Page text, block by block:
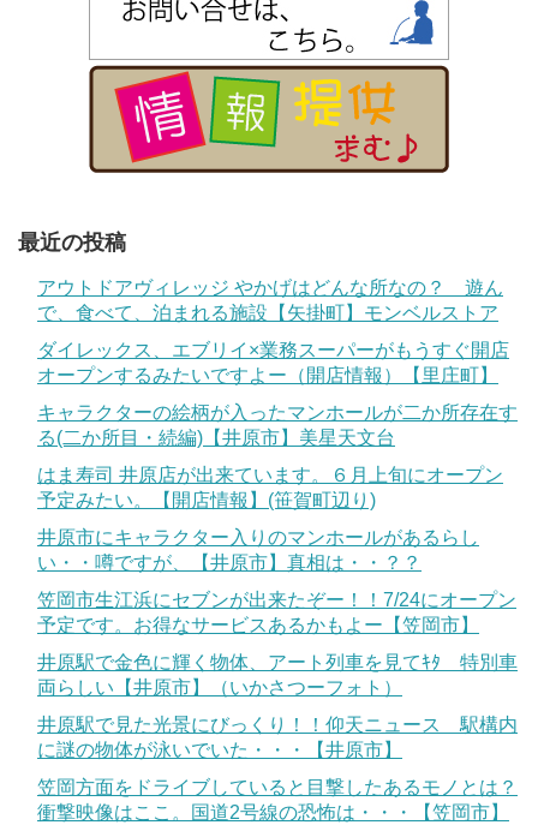
最近の投稿
アウトドアヴィレッジ やかげはどんな所なの？ 遊ん
で、食べて、泊まれる施設【矢掛町】モンベルストア
ダイレックス、エブリイ×業務スーパーがもうすぐ開店
オープンするみたいですよー（開店情報）【里庄町】
キャラクターの絵柄が入ったマンホールが二か所存在す
る(二か所目・続編)【井原市】美星天文台
はま寿司 井原店が出来ています。６月上旬にオープン
予定みたい。【開店情報】(笹賀町辺り)
井原市にキャラクター入りのマンホールがあるらし
い・・噂ですが、【井原市】真相は・・？？
笠岡市生江浜にセブンが出来たぞー！！7/24にオープン
予定です。お得なサービスあるかもよー【笠岡市】
井原駅で金色に輝く物体、アート列車を見てｷﾀ 特別車
両らしい【井原市】（いかさつーフォト）
井原駅で見た光景にびっくり！！仰天ニュース 駅構内
に謎の物体が泳いでいた・・・【井原市】
笠岡方面をドライブしていると目撃したあるモノとは？
衝撃映像はここ。国道2号線の恐怖は・・・【笠岡市】